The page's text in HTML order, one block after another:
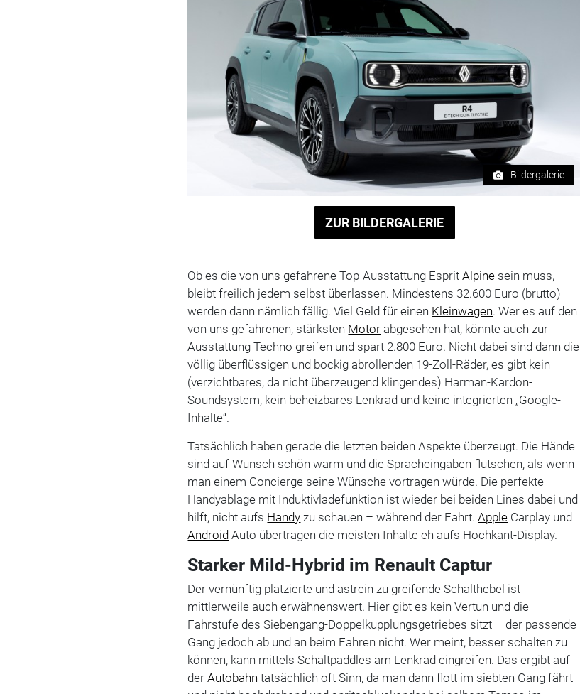
Bildergalerie
ZUR BILDERGALERIE
Ob es die von uns gefahrene Top-Ausstattung EspritAlpine sein muss,
bleibt freilich jedem selbst überlassen. Mindestens 32.600 Euro (brutto)
werden dann nämlich fällig. Viel Geld für einen Kleinwagen. Wer es auf den
von uns gefahrenen, stärksten Motor abgesehen hat, könnte auch zur
Ausstattung Techno greifen und spart 2.800 Euro. Nicht dabei sind dann die
völlig überflüssigen und bockig abrollenden 19-Zoll-Räder, es gibt kein
(verzichtbares, da nicht überzeugend klingendes) Harman-Kardon-
Soundsystem, kein beheizbares Lenkrad und keine integrierten „Google-
Inhalte“.
Tatsächlich haben gerade die letzten beiden Aspekte überzeugt. Die Hände
sind auf Wunsch schön warm und die Spracheingaben flutschen, als wenn
man einem Concierge seine Wünsche vortragen würde. Die perfekte
Handyablage mit Induktivladefunktion ist wieder bei beiden Lines dabei und
hilft, nicht aufs Handy zu schauen – während der Fahrt.Apple Carplay und
Android Auto übertragen die meisten Inhalte eh aufs Hochkant-Display.
Starker Mild-Hybrid im Renault Captur
Der vernünftig platzierte und astrein zu greifende Schalthebel ist
mittlerweile auch erwähnenswert. Hier gibt es kein Vertun und die
Fahrstufe des Siebengang-Doppelkupplungsgetriebes sitzt – der passende
Gang jedoch ab und an beim Fahren nicht. Wer meint, besser schalten zu
können, kann mittels Schaltpaddles am Lenkrad eingreifen. Das ergibt auf
derAutobahn tatsächlich oft Sinn, da man dann flott im siebten Gang fährt